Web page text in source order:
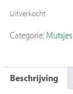
Uitverkocht
Categorie: Mutsjes
Beschrijving